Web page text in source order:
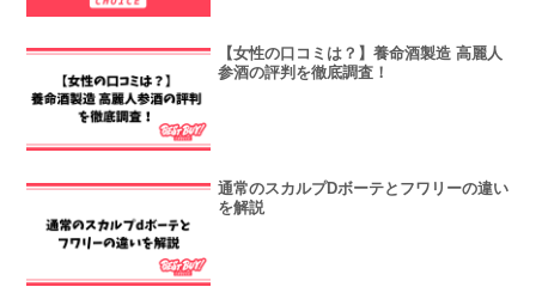
【女性の口コミは？】養命酒製造 高麗人
参酒の評判を徹底調査！
通常のスカルプDボーテとフワリーの違い
を解説